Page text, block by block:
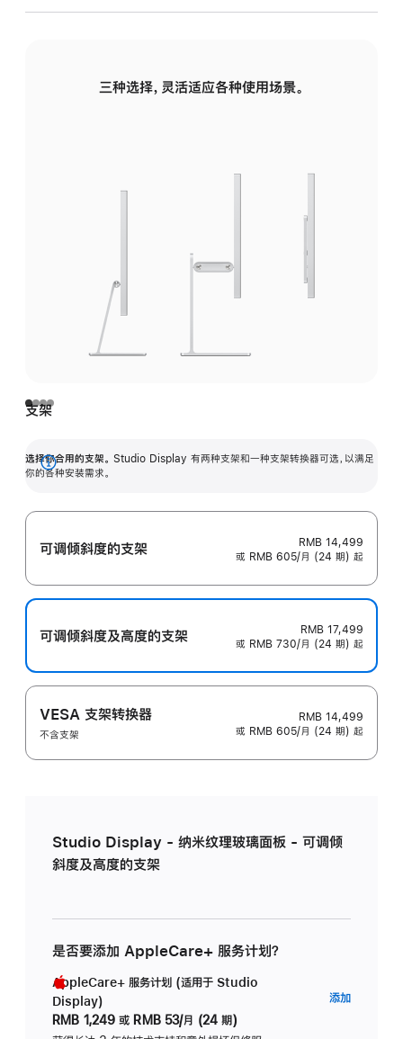
三种选择，灵活适应各种使用场景。
支架
选择你合用的支架。 Studio Display 有两种支架和一种支架转换器可选，以满足
你的各种安装需求。
展
可调倾斜度的支架
RMB 14,499
或 RMB 605/月 (24 期) 起
可调倾斜度及高‍度的支‍架
RMB 17,499
或 RMB 730/月 (24 期) 起
VESA 支架转换器
不含支架
RMB 14,499
或 RMB 605/月 (24 期) 起
Studio Display - 纳米纹理玻璃面板 - 可调倾
斜度及高度的支架
是否要添加 AppleCare+ 服务计划？
AppleCare+ 服务计划 (适用于 Studio
Display)
RMB 1,249 或 RMB 53/月 (24 期)
添加